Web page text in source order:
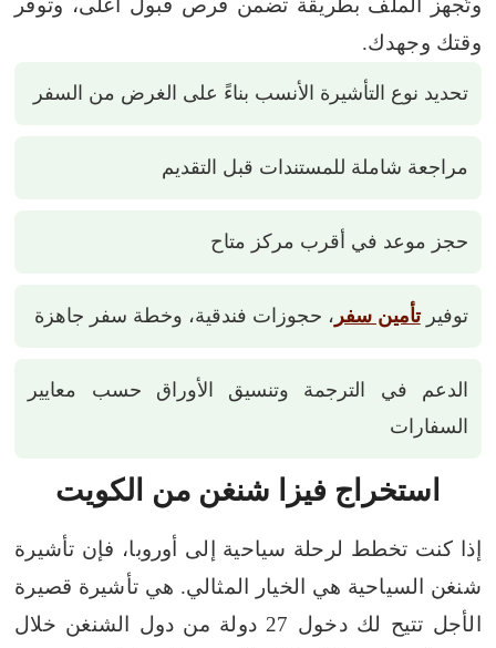
وقتك وجهدك.
تحديد نوع التأشيرة الأنسب بناءً على الغرض من السفر
مراجعة شاملة للمستندات قبل التقديم
حجز موعد في أقرب مركز متاح
توفيرتأمين سفر ، حجوزات فندقية، وخطة سفر جاهزة
الدعم في الترجمة وتنسيق الأوراق حسب معايير
السفارات
استخراج فيزا شنغن من الكويت
إذا كنت تخطط لرحلة سياحية إلى أوروبا، فإن تأشيرة
شنغن السياحية هي الخيار المثالي. هي تأشيرة قصيرة
الأجل تتيح لك دخول 27 دولة من دول الشنغن خلال